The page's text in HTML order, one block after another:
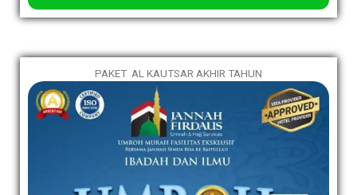
PAKET AL KAUTSAR AKHIR TAHUN